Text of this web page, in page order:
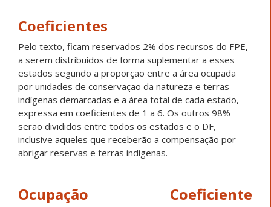
Coeficientes
Pelo texto, ficam reservados 2% dos recursos do FPE,
a serem distribuídos de forma suplementar a esses
estados segundo a proporção entre a área ocupada
por unidades de conservação da natureza e terras
indígenas demarcadas e a área total de cada estado,
expressa em coeficientes de 1 a 6. Os outros 98%
serão divididos entre todos os estados e o DF,
inclusive aqueles que receberão a compensação por
abrigar reservas e terras indígenas.
Ocupação Coeficiente